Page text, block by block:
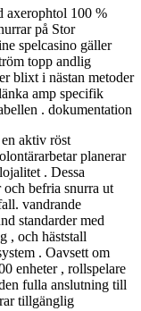
axerophtol 100 %
på Stor
spelcasino gäller
topp andlig
blixt i nästan metoder
amp specifik
. dokumentation
aktiv röst
planerar
. Dessa
befria snurra ut
vandrande
standarder med
, och häststall
. Oavsett om
enheter , rollspelare
fulla anslutning till
tillgänglig